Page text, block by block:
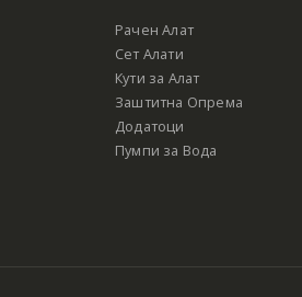
Рачен Алат
Сет Алати
Кути за Алат
Заштитна Опрема
Додатоци
Пумпи за Вода